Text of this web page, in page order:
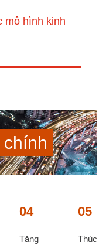
mô hình kinh
04
Tăng
05
Thúc